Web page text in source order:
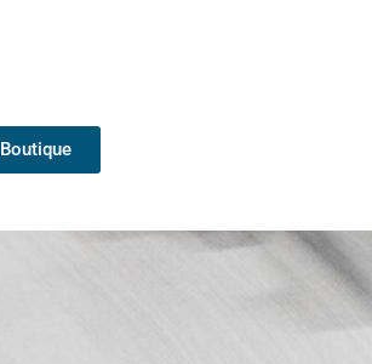
Boutique